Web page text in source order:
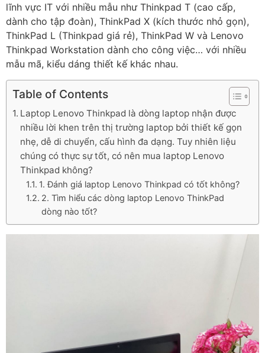
lĩnh vực IT với nhiều mẫu như Thinkpad T (cao cấp,
dành cho tập đoàn), ThinkPad X (kích thước nhỏ gọn),
ThinkPad L (Thinkpad giá rẻ), ThinkPad W và Lenovo
Thinkpad Workstation dành cho công việc… với nhiều
mẫu mã, kiểu dáng thiết kế khác nhau.
Table of Contents
Laptop Lenovo Thinkpad là dòng laptop nhận được
nhiều lời khen trên thị trường laptop bởi thiết kế gọn
nhẹ, dễ di chuyển, cấu hình đa dạng. Tuy nhiên liệu
chúng có thực sự tốt, có nên mua laptop Lenovo
Thinkpad không?
1. Đánh giá laptop Lenovo Thinkpad có tốt không?
2. Tìm hiểu các dòng laptop Lenovo ThinkPad
dòng nào tốt?